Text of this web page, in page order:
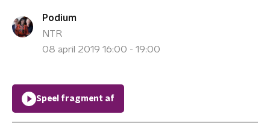
Podium
NTR
08 april 2019 16:00 - 19:00
Speel fragment af